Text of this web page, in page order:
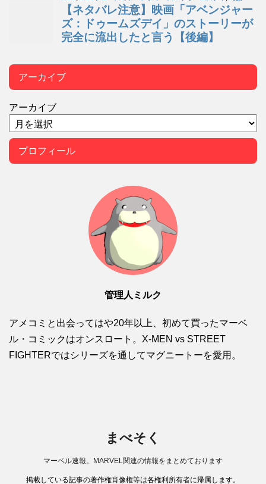
アーカイブ
アーカイブ
プロフィール
管理人ミルク
アメコミと出会ってはや20年以上、初めて買ったマーベ
ル・コミックはオンスロート。X-MEN vs STREET
FIGHTERではシリーズを通してマグニートーを愛用。
まべそく
マーベル速報。MARVEL関連の情報をまとめております
掲載している記事の著作権肖像権等は各権利所有者に帰属します。